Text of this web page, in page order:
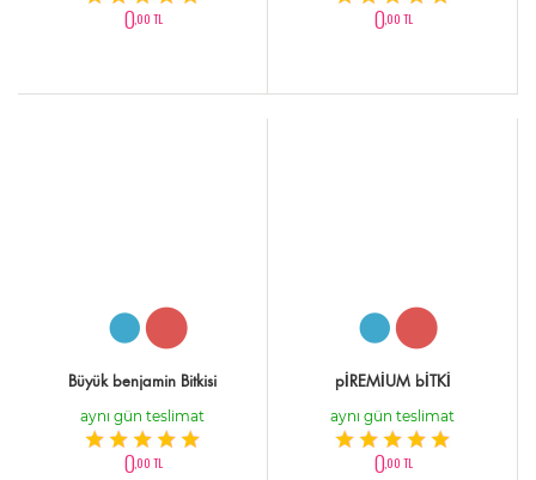
0,00 TL 0,00 TL
Büyük benjamin Bitkisi
aynı gün teslimat
0,00 TL
pİREMİUM bİTKİ
aynı gün teslimat
0,00 TL